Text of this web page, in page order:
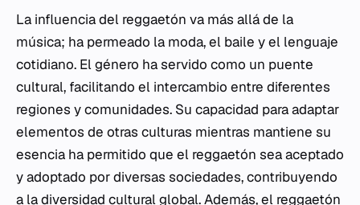
La influencia del reggaetón va más allá de la
música; ha permeado la moda, el baile y el lenguaje
cotidiano. El género ha servido como un puente
cultural, facilitando el intercambio entre diferentes
regiones y comunidades. Su capacidad para adaptar
elementos de otras culturas mientras mantiene su
esencia ha permitido que el reggaetón sea aceptado
y adoptado por diversas sociedades, contribuyendo
a la diversidad cultural global. Además, el reggaetón